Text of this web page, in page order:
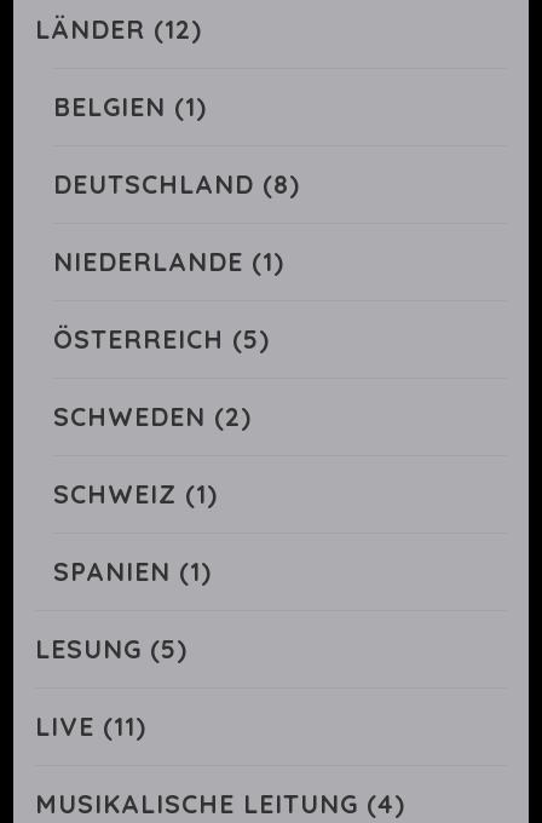
LÄNDER (12)
BELGIEN (1)
DEUTSCHLAND (8)
NIEDERLANDE (1)
ÖSTERREICH (5)
SCHWEDEN (2)
SCHWEIZ (1)
SPANIEN (1)
LESUNG (5)
LIVE (11)
MUSIKALISCHE LEITUNG (4)